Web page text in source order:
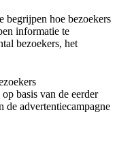
begrijpen hoe bezoekers
informatie te
bezoekers, het
basis van de eerder
de advertentiecampagne